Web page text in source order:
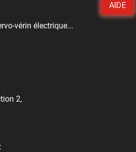
AIDE
vérin électrique...
2,